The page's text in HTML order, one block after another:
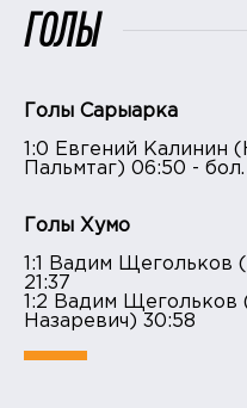
ГОЛЫ
Голы Сарыарка
1:0 Евгений Калинин
Пальмтаг) 06:50 - бол.
Голы Хумо
1:1 Вадим Щегольков
21:37
1:2 Вадим Щегольков
Назаревич) 30:58